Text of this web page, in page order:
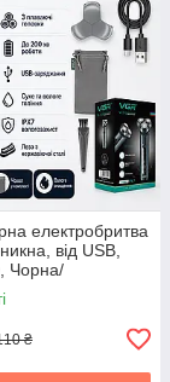
електробритва
від USB,
Чорна/
бритва
₴